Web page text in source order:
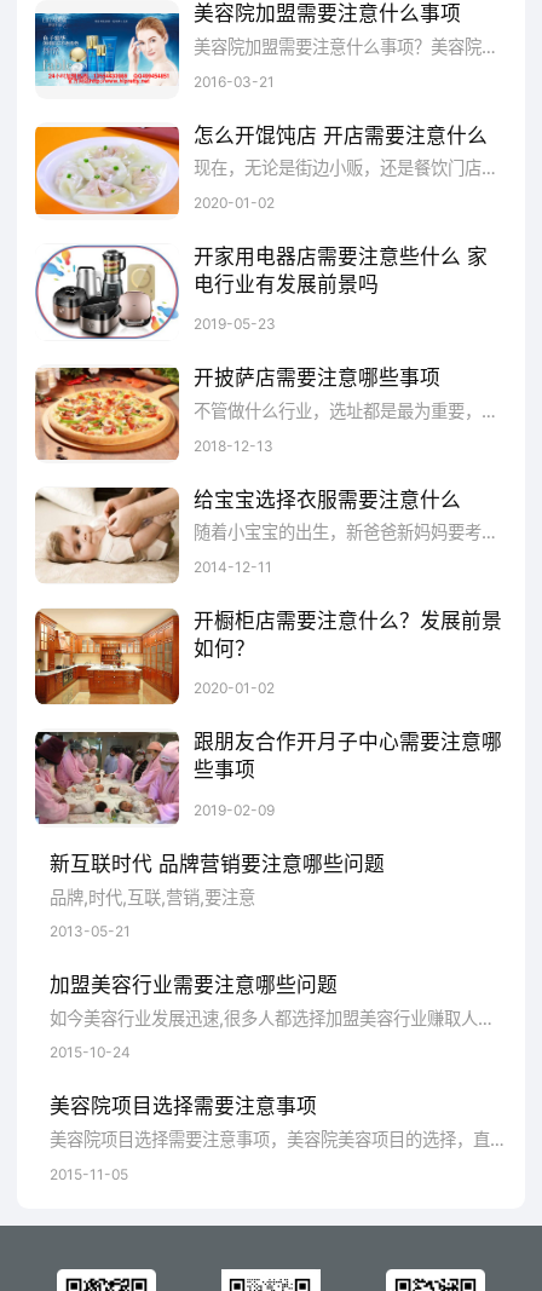
切合作。许多企业可能基于一个触动点讲述品
牌故事。这种方式不足为奇，它能够快速地转
的特定信息内容—事实上这属于广告创意的方
向。
品牌在采用讲故事手法时，应该侧重于界
定品牌英雄的性格而不只是传达一种信息。这
个英雄式的品牌也应该有自己的品牌目的、信
仰、核心价值，这样才不会在市场上被众多品
牌淹没。另外，品牌英雄在整个品牌塑造的过
程中应该坚定自己的品牌信仰，这是听众持续
关注的一个要素。
绘制品牌故事进展图
整个故事是线性发展的，就像所有的故事
一样，都有开头、中间和结尾。编剧会告诉你
说，令人印象深刻的精彩故事都会在恰当的情
节中安排一些特定的要素，这样才能和观众进
行互动。这种“故事绘制”技巧在品牌讲故事时
十分必要，它能够勾画出“更宏大的画面”。
利用这些品牌故事的要素，可以帮助企业
勾画出品牌故事图。通过审视这样一个品牌故
事，可以相当准确地了解品牌，以及了解这个
故事为何值得一说。
美容院加盟需要注意什么事项
美容院加盟需要注意什么事项？美容院加盟连锁店最大的好处可以说是直接借用总部的金字招牌，并借也借助了总部的经营经验，而且还有各方面的扶持和各种售后，从而降低了投资者的投资和经营的风险。但是，对于投资者来说，加盟了连锁品牌，“复制了总部的一切之后”并不代表就可以高枕无忧了。因为作为投资者你只是复制了模式，在经营中还是得靠自己的独立经营的。
2016-03-21
怎么开馄饨店 开店需要注意什么
现在，无论是街边小贩，还是餐饮门店，我们都能看到馄饨的存在。由此可见，馄饨的用户消费需求之大。如果我们想开一家馄饨店，需要注意的因素是很多的，而这些需要注意的因素是什么呢？接下来让我们一起来看一下吧！
2020-01-02
开家用电器店需要注意些什么 家
电行业有发展前景吗
2019-05-23
开披萨店需要注意哪些事项
不管做什么行业，选址都是最为重要，对于餐饮店来更是如此，想要成功创业，要考虑的因素还真不少，今天我们就来聊聊，看一家披萨店需要注意哪些事项。
2018-12-13
给宝宝选择衣服需要注意什么
随着小宝宝的出生，新爸爸新妈妈要考虑的事情也越来越多了。小宝宝如此娇贵，可不能粗心哦。再加上新妈妈缺少护理经验，在衣物的挑选...
2014-12-11
开橱柜店需要注意什么？发展前景
如何？
开一家橱柜店需要注意什么？
2020-01-02
跟朋友合作开月子中心需要注意哪
些事项
2019-02-09
新互联时代 品牌营销要注意哪些问题
品牌,时代,互联,营销,要注意
2013-05-21
加盟美容行业需要注意哪些问题
如今美容行业发展迅速,很多人都选择加盟美容行业赚取人生的一桶金.自从上世纪80年代以来,美容市场每年都以将近20%的速度递增,根据伊姿贝尔十多年的行业经验,在2015年,中国美容市场规模将进一步扩大,有望突破3000亿的的市场总额.当然,虽然整个投资的大环境是好的,可是竞争也进一步加剧,也有很多加盟美容行业可是并没有取得预想的成绩的案例,这让很多投资加盟的朋友对美容行业失去了信心.其实大可不必丧失信心,伊姿贝尔认为,只要注意好投资相关问题,其实赚钱也是指日可待的.下面伊姿贝尔就跟大家分享一下加盟美容行业有哪些需要注意的问题.
2015-10-24
美容院项目选择需要注意事项
美容院项目选择需要注意事项，美容院美容项目的选择，直接关系着美容院的声誉，好的项目会为美容院的效益带来很大飞跃，不好的项目也可能使美容院滑向低谷，从此一落千丈，所以在选择项目时应特别谨慎，说到底，美容院具有针对性的项目才是套牢新老顾客的一剂良方。现在美容院的经营项目层出不穷，名目繁多，该怎样选择经营项目，选择时有哪些注意事项，是值得每一位美业人员思考的问题，下面伊姿贝尔美容院加盟部投资老师详细给您解答：
2015-11-05